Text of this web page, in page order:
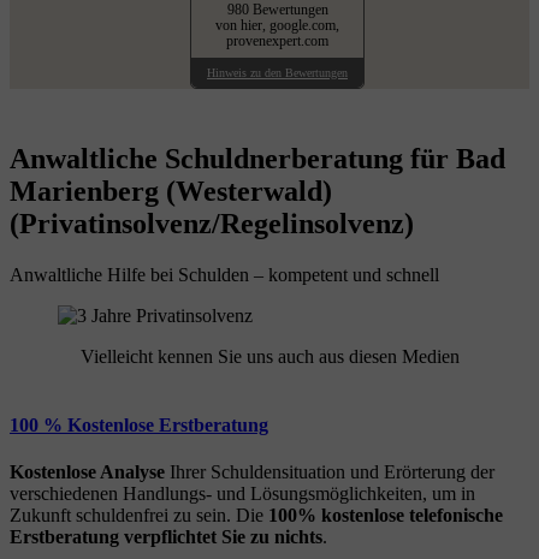
980 Bewertungen
von hier, google.com,
provenexpert.com
Hinweis zu den Bewertungen
Anwaltliche Schuldnerberatung für Bad
Marienberg (Westerwald)
(Privatinsolvenz/Regelinsolvenz)
Anwaltliche Hilfe bei Schulden – kompetent und schnell
Vielleicht kennen Sie uns auch aus diesen Medien
100 % Kostenlose Erstberatung
Kostenlose Analyse Ihrer Schuldensituation und Erörterung der
verschiedenen Handlungs- und Lösungsmöglichkeiten, um in
Zukunft schuldenfrei zu sein. Die 100% kostenlose telefonische
Erstberatung verpflichtet Sie zu nichts.